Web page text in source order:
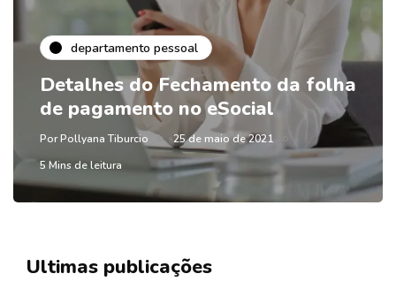
departamento pessoal
Detalhes do Fechamento da folha
de pagamento no eSocial
PorPollyana Tiburcio
25 de maio de 2021
5 Mins de leitura
Ultimas publicações